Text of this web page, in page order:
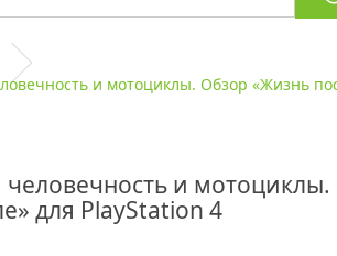
и мотоциклы. Обзор «Жизнь
и
для PlayStation 4